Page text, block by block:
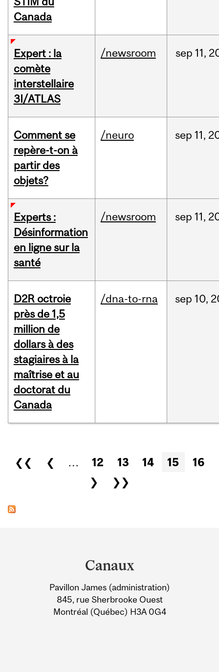
Canada
Expert : la
comète
interstellaire
3I/ATLAS
/newsroom sep 11,
Comment se
repère-t-on à
partir des
objets?
/neuro sep 11,
Experts :
Désinformation
en ligne sur la
santé
/newsroom sep 11,
D2R octroie
près de 1,5
million de
dollars à des
stagiaires à la
maîtrise et au
doctorat du
Canada
/dna-to-rna sep 10,
Pages
❮❮ ❮ … 12 13 14 15
16
❯
❯❯
Information
Canaux
Pavillon James (administration)
845, rue Sherbrooke Ouest
Montréal (Québec) H3A 0G4